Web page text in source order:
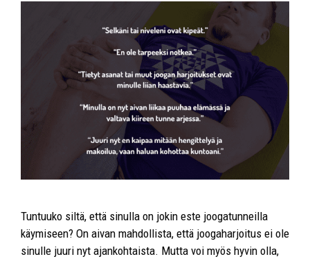
Tuntuuko siltä, että sinulla on jokin este joogatunneilla
käymiseen? On aivan mahdollista, että joogaharjoitus ei ole
sinulle juuri nyt ajankohtaista. Mutta voi myös hyvin olla,